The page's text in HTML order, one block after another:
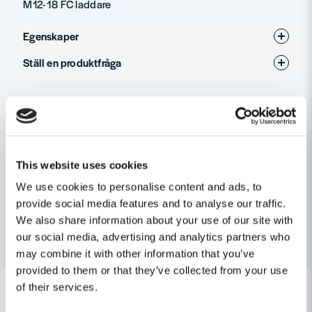
This website uses cookies
We use cookies to personalise content and ads, to
provide social media features and to analyse our traffic.
We also share information about your use of our site with
our social media, advertising and analytics partners who
may combine it with other information that you’ve
provided to them or that they’ve collected from your use
of their services.
M12-18 FC laddare
Egenskaper
Varumärke
Produkttyp Bandsåg
Ställ en produktfråga
question
Fråga oss något om denna produkten...
name
Namn
email
Mejladress
Ja, ni får publicera min fråga
Relaterade kategorier
Maskin, Laser & Handverktyg
Övriga
Andra produkter i kategorin
-32%